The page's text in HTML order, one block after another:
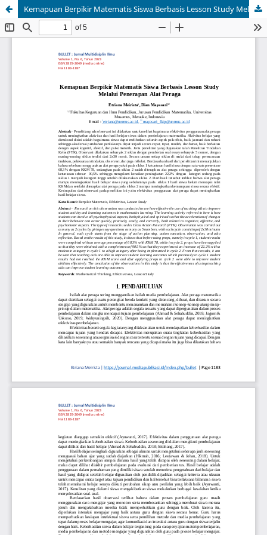
Kemapuan Berpikir Matematis Siswa Berbasis Lesson Study Melalui Penerapan Alat Peraga